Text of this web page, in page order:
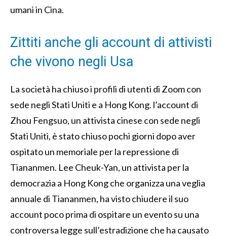
umani in Cina.
Zittiti anche gli account di attivisti
che vivono negli Usa
La società ha chiuso i profili di utenti di Zoom con
sede negli Stati Uniti e a Hong Kong. l’account di
Zhou Fengsuo, un attivista cinese con sede negli
Stati Uniti, è stato chiuso pochi giorni dopo aver
ospitato un memoriale per la repressione di
Tiananmen. Lee Cheuk-Yan, un attivista per la
democrazia a Hong Kong che organizza una veglia
annuale di Tiananmen, ha visto chiudere il suo
account poco prima di ospitare un evento su una
controversa legge sull’estradizione che ha causato